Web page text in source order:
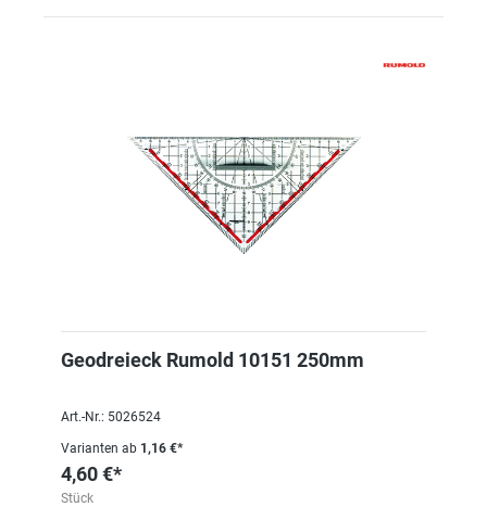
Geodreieck Rumold 10151 250mm
Art.-Nr.: 5026524
Varianten ab 1,16 €*
4,60 €*
Stück